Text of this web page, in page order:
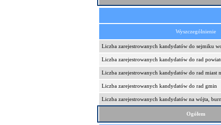
Wyszczególnienie
Liczba zarejestrowanych kandydatów do sejmiku
Liczba zarejestrowanych kandydatów do rad
Liczba zarejestrowanych kandydatów do rad miast
Liczba zarejestrowanych kandydatów do rad gmin
Liczba zarejestrowanych kandydatów na wójta,
Ogółem